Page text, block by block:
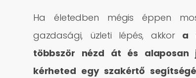
Ha életedben mégis éppen
gazdasági, üzleti lépés, akkor a
többször nézd át és alaposan
kérheted egy szakértő